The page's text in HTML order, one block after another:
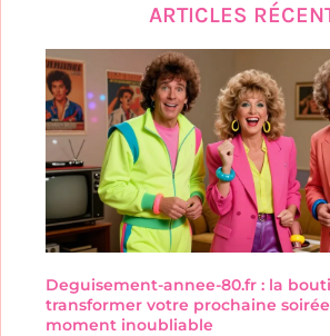
ARTICLES
Deguisement-annee-80.fr : la
transformer votre prochaine
moment inoubliable